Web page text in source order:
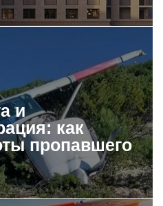
и
как
пропавшего